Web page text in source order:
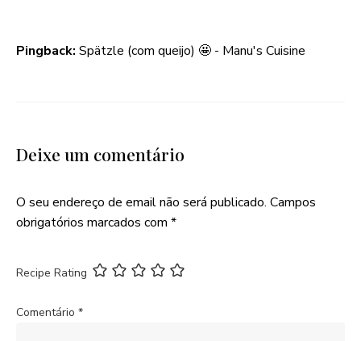
Pingback: Spätzle (com queijo) 🤩 - Manu's Cuisine
Deixe um comentário
O seu endereço de email não será publicado. Campos
obrigatórios marcados com *
Recipe Rating
Comentário *